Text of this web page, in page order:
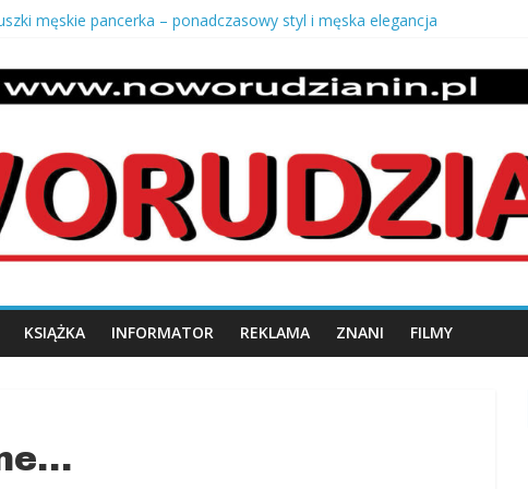
męskie pancerka – ponadczasowy styl i męska elegancja
dróg w swojej miejscowości?
salony Europy – opowieść Józefa Kmity
KSIĄŻKA INFORMATOR REKLAMA ZNANI FILMY